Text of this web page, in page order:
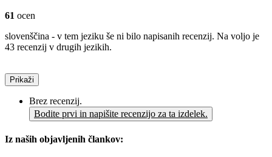
61 ocen
slovenščina - v tem jeziku še ni bilo napisanih recenzij. Na voljo je
43 recenzij v drugih jezikih.
Prikaži
Brez recenzij.
Bodite prvi in napišite recenzijo za ta izdelek.
Iz naših objavljenih člankov: